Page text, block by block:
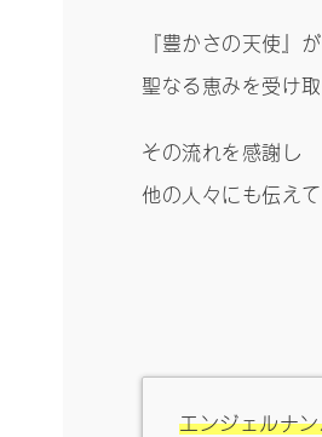
『豊かさの天使』
聖なる恵みを受け
その流れを感謝し
他の人々にも伝え
エンジェルナ